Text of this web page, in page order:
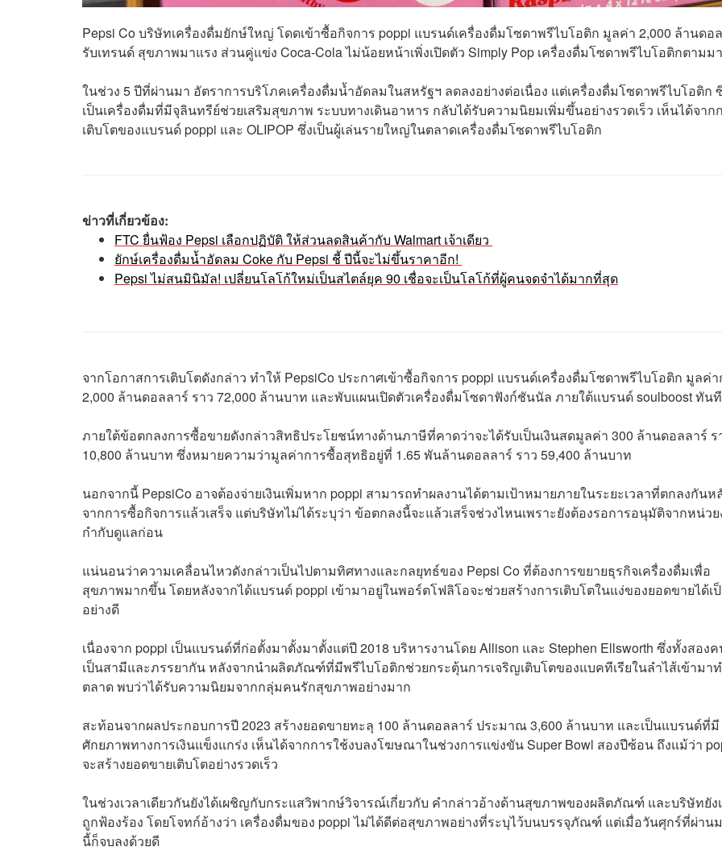
Pepsi Co บริษัทเครื่องดื่มยักษ์ใหญ่ โดดเข้าซื้อกิจการ poppi แบรนด์เครื่องดื่มโซดาพรีไบโอติก มูลค่า 2,000 ล้านดอ
รับเทรนด์ สุขภาพมาแรง ส่วนคู่แข่ง Coca-Cola ไม่น้อยหน้าเพิ่งเปิดตัว Simply Pop เครื่องดื่มโซดาพรีไบโอติกตามม
ในช่วง 5 ปีที่ผ่านมา อัตราการบริโภคเครื่องดื่มน้ำอัดลมในสหรัฐฯ ลดลงอย่างต่อเนื่อง แต่เครื่องดื่มโซดาพรีไบโอติก
เป็นเครื่องดื่มที่มีจุลินทรีย์ช่วยเสริมสุขภาพ ระบบทางเดินอาหาร กลับได้รับความนิยมเพิ่มขึ้นอย่างรวดเร็ว เห็นได้จาก
เติบโตของแบรนด์ poppi และ OLIPOP ซึ่งเป็นผู้เล่นรายใหญ่ในตลาดเครื่องดื่มโซดาพรีไบโอติก
ข่าวที่เกี่ยวข้อง:
FTC ยื่นฟ้อง Pepsi เลือกปฏิบัติ ให้ส่วนลดสินค้ากับ Walmart เจ้าเดียว
ยักษ์เครื่องดื่มน้ำอัดลม Coke กับ Pepsi ชี้ ปีนี้จะไม่ขึ้นราคาอีก!
Pepsi ไม่สนมินิมัล! เปลี่ยนโลโก้ใหม่เป็นสไตล์ยุค 90 เชื่อจะเป็นโลโก้ที่ผู้คนจดจำได้มากที่สุด
จากโอกาสการเติบโตดังกล่าว ทำให้ PepsiCo ประกาศเข้าซื้อกิจการ poppi แบรนด์เครื่องดื่มโซดาพรีไบโอติก มูลค่า
2,000 ล้านดอลลาร์ ราว 72,000 ล้านบาท และพับแผนเปิดตัวเครื่องดื่มโซดาฟังก์ชันนัล ภายใต้แบรนด์ soulboost ทันที
ภายใต้ข้อตกลงการซื้อขายดังกล่าวสิทธิประโยชน์ทางด้านภาษีที่คาดว่าจะได้รับเป็นเงินสดมูลค่า 300 ล้านดอลลาร์ ร
10,800 ล้านบาท ซึ่งหมายความว่ามูลค่าการซื้อสุทธิอยู่ที่ 1.65 พันล้านดอลลาร์ ราว 59,400 ล้านบาท
นอกจากนี้ PepsiCo อาจต้องจ่ายเงินเพิ่มหาก poppi สามารถทำผลงานได้ตามเป้าหมายภายในระยะเวลาที่ตกลงกันห
จากการซื้อกิจการแล้วเสร็จ แต่บริษัทไม่ได้ระบุว่า ข้อตกลงนี้จะแล้วเสร็จช่วงไหนเพราะยังต้องรอการอนุมัติจากหน่ว
กำกับดูแลก่อน
แน่นอนว่าความเคลื่อนไหวดังกล่าวเป็นไปตามทิศทางและกลยุทธ์ของ Pepsi Co ที่ต้องการขยายธุรกิจเครื่องดื่มเพื่อ
สุขภาพมากขึ้น โดยหลังจากได้แบรนด์ poppi เข้ามาอยู่ในพอร์ตโฟลิโอจะช่วยสร้างการเติบโตในแง่ของยอดขายได้เ
อย่างดี
เนื่องจาก poppi เป็นแบรนด์ที่ก่อตั้งมาตั้งมาตั้งแต่ปี 2018 บริหารงานโดย Allison และ Stephen Ellsworth ซึ่งทั้งสอง
เป็นสามีและภรรยากัน หลังจากนำผลิตภัณฑ์ที่มีพรีไบโอติกช่วยกระตุ้นการเจริญเติบโตของแบคทีเรียในลำไส้เข้ามา
ตลาด พบว่าได้รับความนิยมจากกลุ่มคนรักสุขภาพอย่างมาก
สะท้อนจากผลประกอบการปี 2023 สร้างยอดขายทะลุ 100 ล้านดอลลาร์ ประมาณ 3,600 ล้านบาท และเป็นแบรนด์ที่มี
ศักยภาพทางการเงินแข็งแกร่ง เห็นได้จากการใช้งบลงโฆษณาในช่วงการแข่งขัน Super Bowl สองปีซ้อน ถึงแม้ว่า
จะสร้างยอดขายเติบโตอย่างรวดเร็ว
ในช่วงเวลาเดียวกันยังได้เผชิญกับกระแสวิพากษ์วิจารณ์เกี่ยวกับ คำกล่าวอ้างด้านสุขภาพของผลิตภัณฑ์ และบริษัทยัง
ถูกฟ้องร้อง โดยโจทก์อ้างว่า เครื่องดื่มของ poppi ไม่ได้ดีต่อสุขภาพอย่างที่ระบุไว้บนบรรจุภัณฑ์ แต่เมื่อวันศุกร์ที่ผ่าน
นี้ก็จบลงด้วยดี